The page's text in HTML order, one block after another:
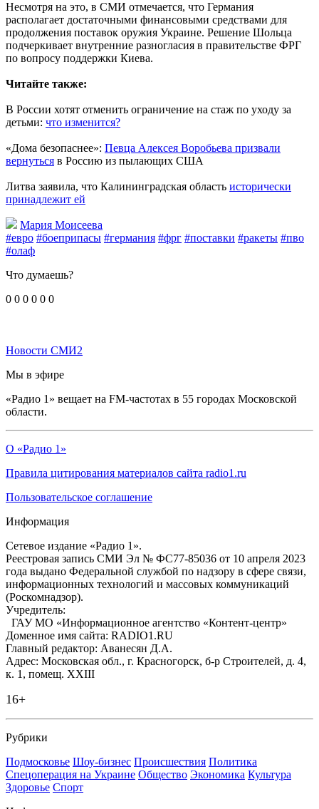
Несмотря на это, в СМИ отмечается, что Германия
располагает достаточными финансовыми средствами для
продолжения поставок оружия Украине. Решение Шольца
подчеркивает внутренние разногласия в правительстве ФРГ
по вопросу поддержки Киева.
Читайте также:
В России хотят отменить ограничение на стаж по уходу за
детьми: что изменится?
«Дома безопаснее»: Певца Алексея Воробьева призвали
вернуться в Россию ​из пылающих США
Литва заявила, что Калининградская область исторически
принадлежит ей
Мария Моисеева
#евро #боеприпасы #германия #фрг #поставки #ракеты #пво
#олаф
Что думаешь?
0 0 0 0 0 0
Новости СМИ2
Мы в эфире
«Радио 1» вещает на FM-частотах в 55 городах Московской
области.
О «Радио 1»
Правила цитирования материалов сайта radio1.ru
Пользовательское соглашение
Информация
Сетевое издание «Радио 1».
Реестровая запись СМИ Эл № ФС77-85036 от 10 апреля 2023
года выдано Федеральной службой по надзору в сфере связи,
информационных технологий и массовых коммуникаций
(Роскомнадзор).
Учредитель:
ГАУ МО «Информационное агентство «Контент-центр»
Доменное имя сайта: RADIO1.RU
Главный редактор: Аванесян Д.А.
Адрес: Московская обл., г. Красногорск, б-р Строителей, д. 4,
к. 1, помещ. XXIII
16+
Рубрики
Подмосковье Шоу-бизнес Происшествия Политика
Спецоперация на Украине Общество Экономика Культура
Здоровье Спорт